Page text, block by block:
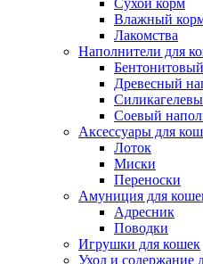
Сухой корм
Влажный
Лакомства
Наполнители для
Древесный
Соевый
Аксессуары для
Лоток
Миски
Переноски
Амуниция для
Адресник
Поводки
Игрушки для кошек
Уход и содержание